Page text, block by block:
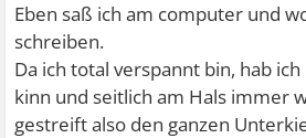
Eben saß ich am computer und
schreiben.
Da ich total verspannt bin, hab
kinn und seitlich am Hals immer
gestreift also den ganzen